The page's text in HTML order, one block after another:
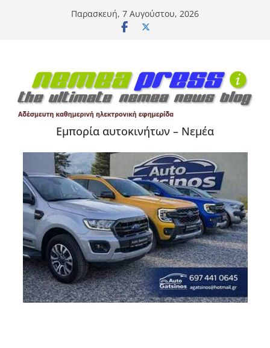
Παρασκευή, 7 Αυγούστου, 2026
Εμπορία αυτοκινήτων – Νεμέα